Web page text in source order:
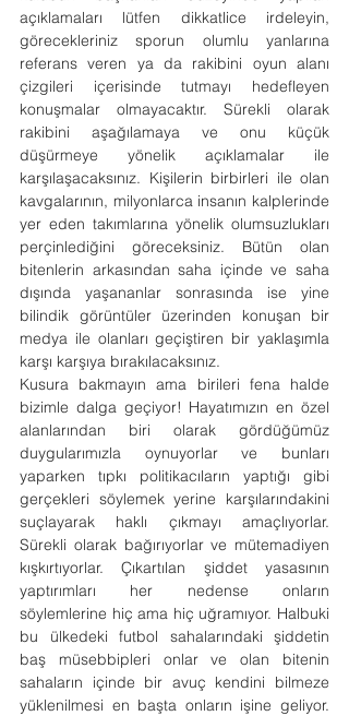
açıklamaları lütfen dikkatlice irdeleyin,
görecekleriniz sporun olumlu yanlarına
referans veren ya da rakibini oyun alanı
çizgileri içerisinde tutmayı hedefleyen
konuşmalar olmayacaktır. Sürekli olarak
rakibini aşağılamaya ve onu küçük
düşürmeye yönelik açıklamalar ile
karşılaşacaksınız. Kişilerin birbirleri ile olan
kavgalarının, milyonlarca insanın kalplerinde
yer eden takımlarına yönelik olumsuzlukları
perçinlediğini göreceksiniz. Bütün olan
bitenlerin arkasından saha içinde ve saha
dışında yaşananlar sonrasında ise yine
bilindik görüntüler üzerinden konuşan bir
medya ile olanları geçiştiren bir yaklaşımla
karşı karşıya bırakılacaksınız.
Kusura bakmayın ama birileri fena halde
bizimle dalga geçiyor! Hayatımızın en özel
alanlarından biri olarak gördüğümüz
duygularımızla oynuyorlar ve bunları
yaparken tıpkı politikacıların yaptığı gibi
gerçekleri söylemek yerine karşılarındakini
suçlayarak haklı çıkmayı amaçlıyorlar.
Sürekli olarak bağırıyorlar ve mütemadiyen
kışkırtıyorlar. Çıkartılan şiddet yasasının
yaptırımları her nedense onların
söylemlerine hiç ama hiç uğramıyor. Halbuki
bu ülkedeki futbol sahalarındaki şiddetin
baş müsebbipleri onlar ve olan bitenin
sahaların içinde bir avuç kendini bilmeze
yüklenilmesi en başta onların işine geliyor.